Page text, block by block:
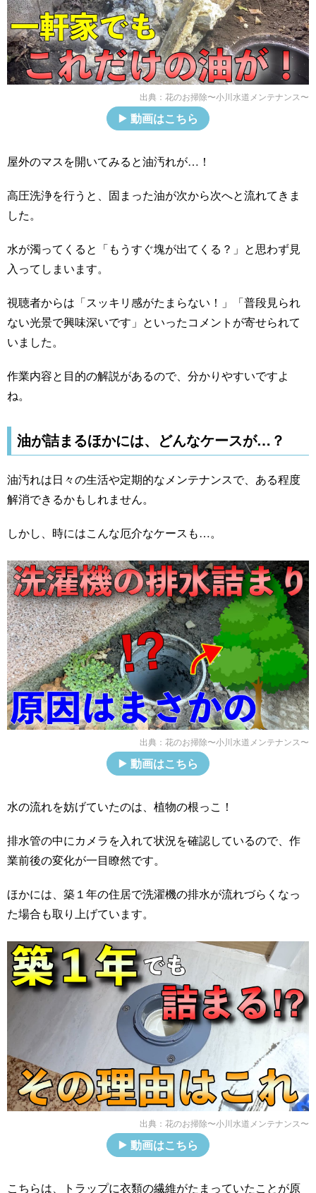
出典： 花のお掃除〜小川水道メンテナンス〜
動画はこちら
屋外のマスを開いてみると油汚れが…！
高圧洗浄を行うと、固まった油が次から次へと流れてきま
した。
水が濁ってくると「もうすぐ塊が出てくる？」と思わず見
入ってしまいます。
視聴者からは「スッキリ感がたまらない！」「普段見られ
ない光景で興味深いです」といったコメントが寄せられて
いました。
作業内容と目的の解説があるので、分かりやすいですよ
ね。
油が詰まるほかには、どんなケースが…？
油汚れは日々の生活や定期的なメンテナンスで、ある程度
解消できるかもしれません。
しかし、時にはこんな厄介なケースも…。
出典： 花のお掃除〜小川水道メンテナンス〜
動画はこちら
水の流れを妨げていたのは、植物の根っこ！
排水管の中にカメラを入れて状況を確認しているので、作
業前後の変化が一目瞭然です。
ほかには、築１年の住居で洗濯機の排水が流れづらくなっ
た場合も取り上げています。
出典： 花のお掃除〜小川水道メンテナンス〜
動画はこちら
こちらは、トラップに衣類の繊維がたまっていたことが原